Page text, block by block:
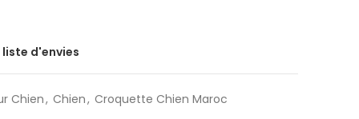
d'envies
Chien, Chien, Croquette Chien Maroc